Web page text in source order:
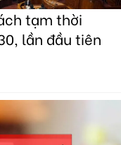
tạm thời
lần đầu tiên